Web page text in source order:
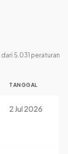
dari 5.031 peraturan
TANGGAL
2 Jul 2026